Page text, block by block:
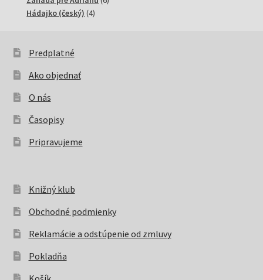
Hádajko (český) 44
Predplatné
Ako objednať
O nás
Časopisy
Pripravujeme
Knižný klub
Obchodné podmienky
Reklamácie a odstúpenie od zmluvy
Pokladňa